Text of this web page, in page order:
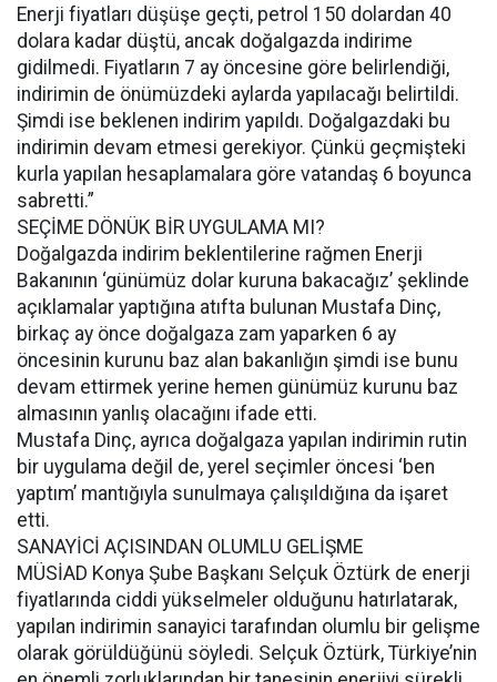
Enerji fiyatları düşüşe geçti, petrol 150 dolardan 40
dolara kadar düştü, ancak doğalgazda indirime
gidilmedi. Fiyatların 7 ay öncesine göre belirlendiği,
indirimin de önümüzdeki aylarda yapılacağı belirtildi.
Şimdi ise beklenen indirim yapıldı. Doğalgazdaki bu
indirimin devam etmesi gerekiyor. Çünkü geçmişteki
kurla yapılan hesaplamalara göre vatandaş 6 boyunca
sabretti.”
SEÇİME DÖNÜK BİR UYGULAMA MI?
Doğalgazda indirim beklentilerine rağmen Enerji
Bakanının ‘günümüz dolar kuruna bakacağız’ şeklinde
açıklamalar yaptığına atıfta bulunan Mustafa Dinç,
birkaç ay önce doğalgaza zam yaparken 6 ay
öncesinin kurunu baz alan bakanlığın şimdi ise bunu
devam ettirmek yerine hemen günümüz kurunu baz
almasının yanlış olacağını ifade etti.
Mustafa Dinç, ayrıca doğalgaza yapılan indirimin rutin
bir uygulama değil de, yerel seçimler öncesi ‘ben
yaptım’ mantığıyla sunulmaya çalışıldığına da işaret
etti.
SANAYİCİ AÇISINDAN OLUMLU GELİŞME
MÜSİAD Konya Şube Başkanı Selçuk Öztürk de enerji
fiyatlarında ciddi yükselmeler olduğunu hatırlatarak,
yapılan indirimin sanayici tarafından olumlu bir gelişme
olarak görüldüğünü söyledi. Selçuk Öztürk, Türkiye’nin